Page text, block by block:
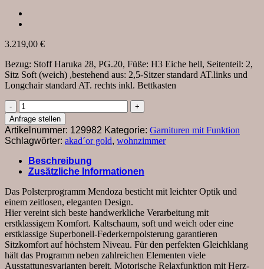
3.219,00 €
Bezug: Stoff Haruka 28, PG.20, Füße: H3 Eiche hell, Seitenteil: 2,
Sitz Soft (weich) ,bestehend aus: 2,5-Sitzer standard AT.links und
Longchair standard AT. rechts inkl. Bettkasten
Ecksofa
Mendoza
-
2,5-
Sitzer
mit
Longchair
rechts,
Bettkasten,
Stoff,
Bordeaux
Menge
Anfrage stellen
Artikelnummer: 129982 Kategorie: Garnituren mit Funktion
Schlagwörter: akad´or gold, wohnzimmer
Beschreibung
Zusätzliche Informationen
Das Polsterprogramm Mendoza besticht mit leichter Optik und
einem zeitlosen, eleganten Design.
Hier vereint sich beste handwerkliche Verarbeitung mit
erstklassigem Komfort. Kaltschaum, soft und weich oder eine
erstklassige Superbonell-Federkernpolsterung garantieren
Sitzkomfort auf höchstem Niveau. Für den perfekten Gleichklang
hält das Programm neben zahlreichen Elementen viele
Ausstattungsvarianten bereit. Motorische Relaxfunktion mit Herz-